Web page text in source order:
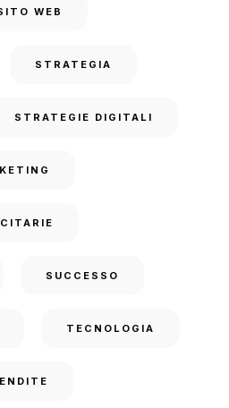
WEB
STRATEGIA
STRATEGIE DIGITALI
SUCCESSO
TECNOLOGIA